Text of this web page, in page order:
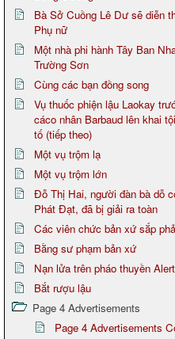
Bà Sở Cuồng Lê Dư sẽ diễn
Phụ nữ
Một nhà phi hành Tây Ban
Trường Sơn
Cùng các bạn đồng song
Vụ thuốc phiện lậu Laokay
cáco nhân Barbaud lên khai
tố (tiếp theo)
Một vụ trộm lạ
Một vụ trộm lớn
Đỗ Thị Hai, người đàn bà dỗ
Phát Đạt, đã bị giải ra toàn
Các viên chức bản xứ sắp
Bằng sư phạm bản xứ
Nạn lửa trên pháo thuyền
Bắt rượu lậu
Page 4 Advertisements
Page 4 Advertisements